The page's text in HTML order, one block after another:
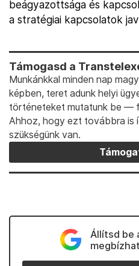
beágyazottsága és
a stratégiai kapcsolatok
Támogasd a
Munkánkkal minden nap
képben, teret adunk helyi
történeteket mutatunk be —
Ahhoz, hogy ezt továbbra is
szükségünk van.
Állítsd be